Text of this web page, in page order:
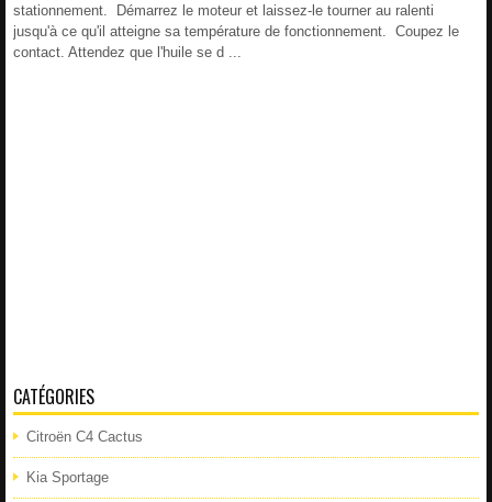
stationnement. Démarrez le moteur et laissez-le tourner au ralenti
jusqu'à ce qu'il atteigne sa température de fonctionnement. Coupez le
contact. Attendez que l'huile se d ...
CATÉGORIES
Citroën C4 Cactus
Kia Sportage